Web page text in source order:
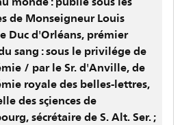
de Monseigneur Louis
Duc d'Orléans, prémier
sang : sous le privilége de
/ par le Sr. d'Anville, de
royale des belles-lettres,
des sçiences de
sécrétaire de S. Alt. Ser. ;